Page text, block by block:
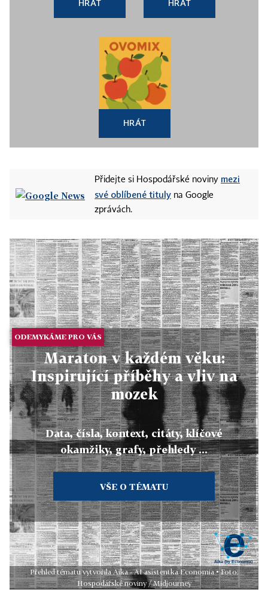
HRÁT HRÁT
HRÁT
Přidejte si Hospodářské noviny mezi
své oblíbené tituly na Google
zprávách.
ODEMYKÁME PRO VÁS
Maraton v každém věku:
Inspirující příběhy a vliv na
mozek
Data, čísla, kontext, citáty, klíčové
okamžiky, grafy, přehledy ...
VŠE O TÉMATU
Přehled tématu vytvořila Aika - AI asistentka Economia • Foto:
Hospodářské noviny / Midjourney